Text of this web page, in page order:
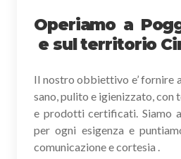
Operiamo a
e sul territorio
Il nostro obbiettivo e’ fornire
sano, pulito e igienizzato, con
e prodotti certificati. Siamo
per ogni esigenza e
comunicazione e cortesia .